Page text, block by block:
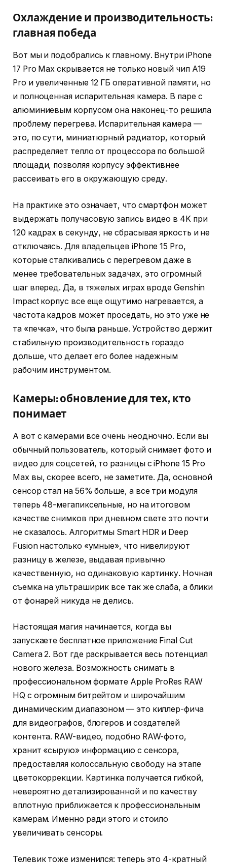
Охлаждение и производительность:
главная победа
Вот мы и подобрались к главному. Внутри iPhone
17 Pro Max скрывается не только новый чип A19
Pro и увеличенные 12 ГБ оперативной памяти, но
и полноценная испарительная камера. В паре с
алюминиевым корпусом она наконец-то решила
проблему перегрева. Испарительная камера —
это, по сути, миниатюрный радиатор, который
распределяет тепло от процессора по большой
площади, позволяя корпусу эффективнее
рассеивать его в окружающую среду.
На практике это означает, что смартфон может
выдержать получасовую запись видео в 4K при
120 кадрах в секунду, не сбрасывая яркость и не
отключаясь. Для владельцев iPhone 15 Pro,
которые сталкивались с перегревом даже в
менее требовательных задачах, это огромный
шаг вперед. Да, в тяжелых играх вроде Genshin
Impact корпус все еще ощутимо нагревается, а
частота кадров может проседать, но это уже не
та «печка», что была раньше. Устройство держит
стабильную производительность гораздо
дольше, что делает его более надежным
рабочим инструментом.
Камеры: обновление для тех, кто
понимает
А вот с камерами все очень неодночно. Если вы
обычный пользователь, который снимает фото и
видео для соцсетей, то разницы с iPhone 15 Pro
Max вы, скорее всего, не заметите. Да, основной
сенсор стал на 56% больше, а все три модуля
теперь 48-мегапиксельные, но на итоговом
качестве снимков при дневном свете это почти
не сказалось. Алгоритмы Smart HDR и Deep
Fusion настолько «умные», что нивелируют
разницу в железе, выдавая привычно
качественную, но одинаковую картинку. Ночная
съемка на ультраширик все так же слаба, а блики
от фонарей никуда не делись.
Настоящая магия начинается, когда вы
запускаете бесплатное приложение Final Cut
Camera 2. Вот где раскрывается весь потенциал
нового железа. Возможность снимать в
профессиональном формате Apple ProRes RAW
HQ с огромным битрейтом и широчайшим
динамическим диапазоном — это киллер-фича
для видеографов, блогеров и создателей
контента. RAW-видео, подобно RAW-фото,
хранит «сырую» информацию с сенсора,
предоставляя колоссальную свободу на этапе
цветокоррекции. Картинка получается гибкой,
невероятно детализированной и по качеству
вплотную приближается к профессиональным
камерам. Именно ради этого и стоило
увеличивать сенсоры.
Телевик тоже изменился: теперь это 4-кратный